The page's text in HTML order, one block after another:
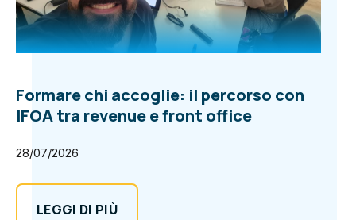
Formare chi accoglie: il percorso con
IFOA tra revenue e front office
28/07/2026
LEGGI DI PIÙ